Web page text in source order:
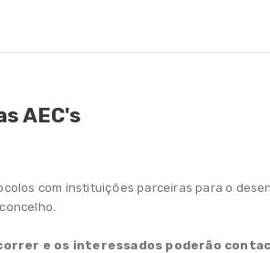
AEC's
com instituições parceiras para o
e os interessados poderão